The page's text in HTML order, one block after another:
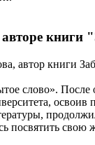
книги
слово». После
освоив
посвятить